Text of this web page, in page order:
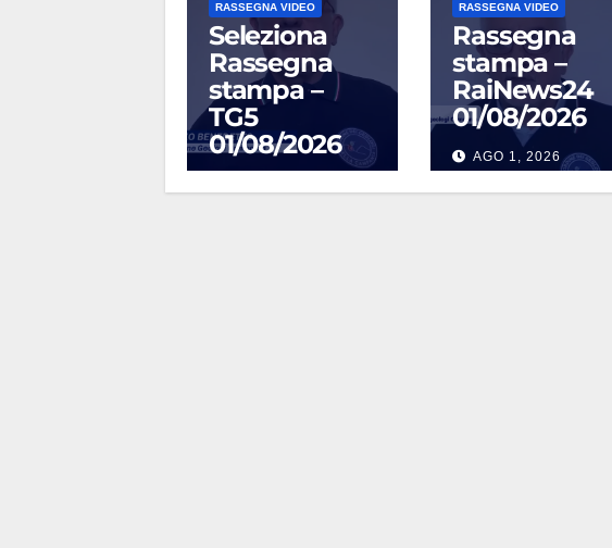
RASSEGNA VIDEO
Seleziona
Rassegna
stampa –
TG5
01/08/2026
RASSEGNA VIDEO
Rassegna
stampa –
RaiNews24
01/08/2026
AGO 1, 2026